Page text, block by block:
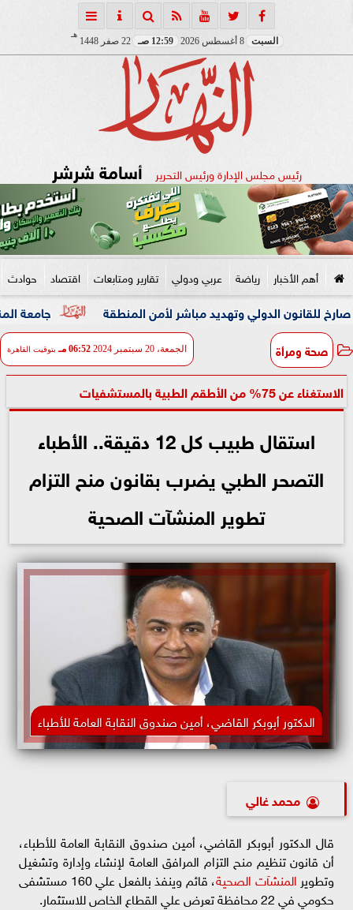
السبت 8 أغسطس 2026 12:59 صـ 22 صفر 1448
هـ
رئيس مجلس الإدارة ورئيس التحرير أسامة شرشر
أهم الأخبار رياضة عربي ودولي تقارير ومتابعات اقتصاد حوادث
جامعة المنصورة تنفي وتهديد مباشر لأمن المنطقة
صحة ومرأة الجمعة، 20 سبتمبر 2024 06:52 مـ بتوقيت القاهرة
الاستغناء عن 75% من الأطقم الطبية بالمستشفيات
استقال طبيب كل 12 دقيقة.. الأطباء
التصحر الطبي يضرب بقانون منح التزام
تطوير المنشآت الصحية
الدكتور أبوبكر القاضي، أمين صندوق النقابة العامة للأطباء
محمد غالي
قال الدكتور أبوبكر القاضي، أمين صندوق النقابة العامة للأطباء،
أن قانون تنظيم منح التزام المرافق العامة لإنشاء وإدارة وتشغيل
وتطوير المنشآت الصحية
، قائم وينفذ بالفعل علي 160 مستشفى
حكومي في 22 محافظة تعرض علي القطاع الخاص للاستثمار.